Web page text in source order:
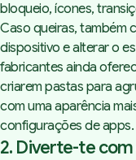
bloqueio, ícones,
Caso queiras, também
dispositivo e alterar o
fabricantes ainda
criarem pastas para
com uma aparência
configurações de apps.
2. Diverte-te